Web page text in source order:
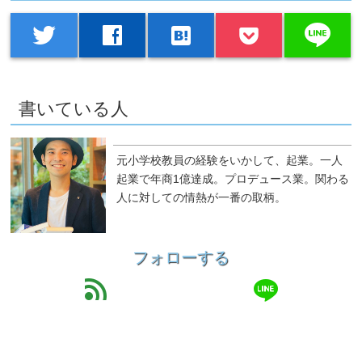
twitter facebook hatenabookmark line
書いている人
元小学校教員の経験をいかして、起業。一人
起業で年商1億達成。プロデュース業。関わる
人に対しての情熱が一番の取柄。
フォローする
feed line